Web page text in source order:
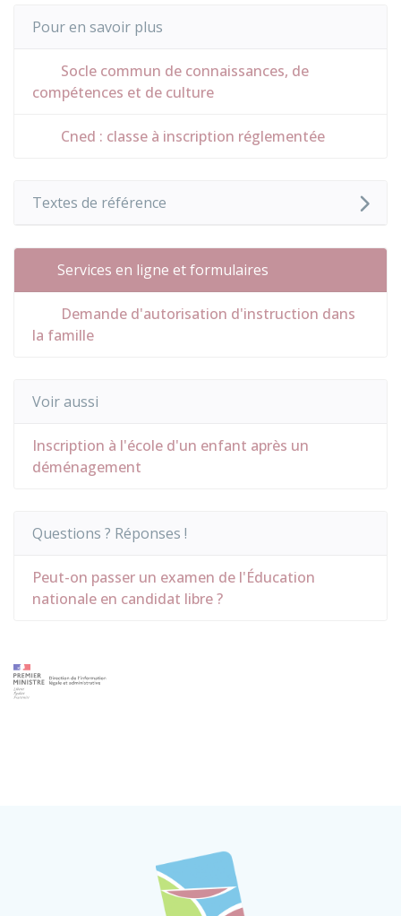
Pour en savoir plus
Socle commun de connaissances, de
compétences et de culture
Cned : classe à inscription réglementée
Textes de référence
Services en ligne et formulaires
Demande d'autorisation d'instruction dans
la famille
Voir aussi
Inscription à l'école d'un enfant après un
déménagement
Questions ? Réponses !
Peut-on passer un examen de l'Éducation
nationale en candidat libre ?